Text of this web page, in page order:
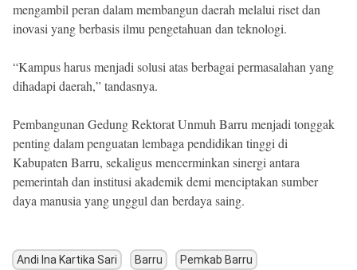
mengambil peran dalam membangun daerah melalui riset dan
inovasi yang berbasis ilmu pengetahuan dan teknologi.
“Kampus harus menjadi solusi atas berbagai permasalahan yang
dihadapi daerah,” tandasnya.
Pembangunan Gedung Rektorat Unmuh Barru menjadi tonggak
penting dalam penguatan lembaga pendidikan tinggi di
Kabupaten Barru, sekaligus mencerminkan sinergi antara
pemerintah dan institusi akademik demi menciptakan sumber
daya manusia yang unggul dan berdaya saing.
Andi Ina Kartika Sari Barru Pemkab Barru